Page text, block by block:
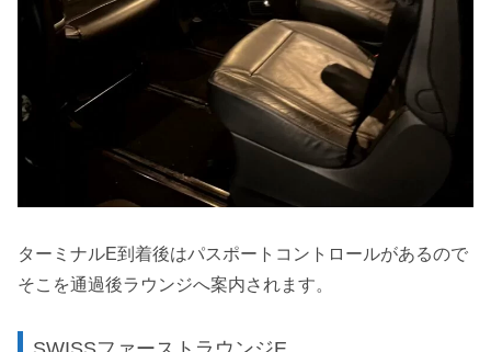
ターミナルE到着後はパスポートコントロールがあるので
そこを通過後ラウンジへ案内されます。